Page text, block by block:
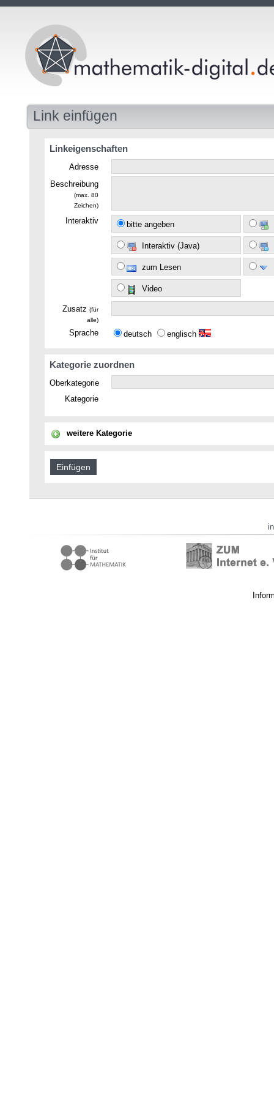
Link einfügen
Linkeigenschaften
Adresse
Beschreibung
(max. 80
Zeichen)
Interaktiv bitte angeben
Interaktiv (Java)
zum Lesen
Video
Zusatz (für
alle)
Sprache deutsch englisch
Kategorie zuordnen
Oberkategorie
Kategorie
weitere Kategorie